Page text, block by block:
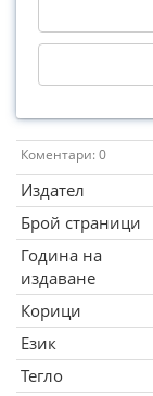
Коментари: 0
Издател
Брой страници
Година на
издаване
Корици
Език
Тегло